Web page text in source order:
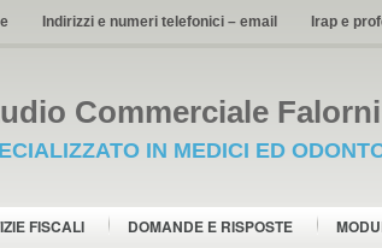
Indirizzi e numeri telefonici – email Irap e
Commerciale
IN MEDICI ED
FISCALI DOMANDE E RISPOSTE